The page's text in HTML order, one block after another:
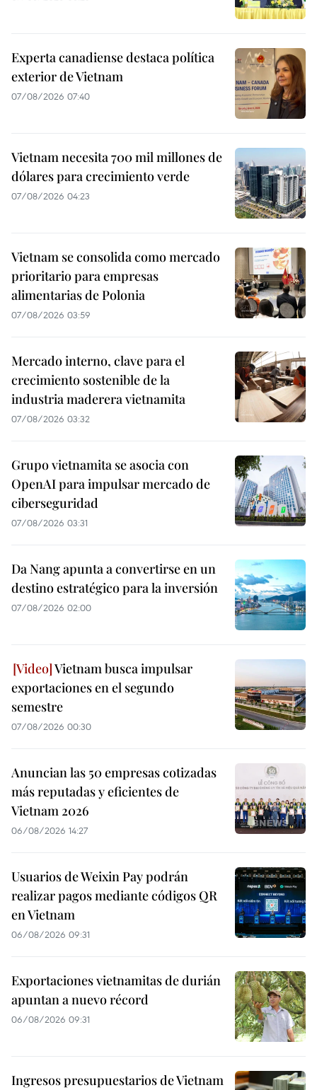
Experta canadiense destaca política
exterior de Vietnam
07/08/2026 07:40
Vietnam necesita 700 mil millones de
dólares para crecimiento verde
07/08/2026 04:23
Vietnam se consolida como mercado
prioritario para empresas
alimentarias de Polonia
07/08/2026 03:59
Mercado interno, clave para el
crecimiento sostenible de la
industria maderera vietnamita
07/08/2026 03:32
Grupo vietnamita se asocia con
OpenAI para impulsar mercado de
ciberseguridad
07/08/2026 03:31
Da Nang apunta a convertirse en un
destino estratégico para la inversión
07/08/2026 02:00
Vietnam busca impulsar
exportaciones en el segundo
semestre
07/08/2026 00:30
Anuncian las 50 empresas cotizadas
más reputadas y eficientes de
Vietnam 2026
06/08/2026 14:27
Usuarios de Weixin Pay podrán
realizar pagos mediante códigos QR
en Vietnam
06/08/2026 09:31
Exportaciones vietnamitas de durián
apuntan a nuevo récord
06/08/2026 09:31
Ingresos presupuestarios de Vietnam